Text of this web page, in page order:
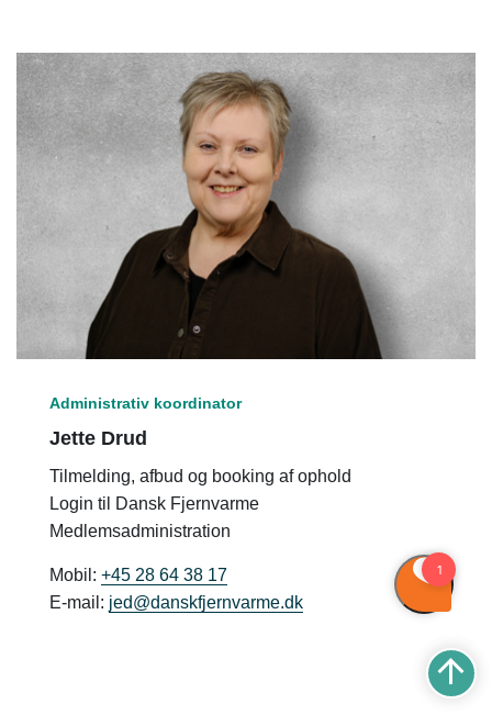
Administrativ koordinator
Jette Drud
Tilmelding, afbud og booking af ophold
Login til Dansk Fjernvarme
Medlemsadministration
Mobil: +45 28 64 38 17
E-mail: jed@danskfjernvarme.dk